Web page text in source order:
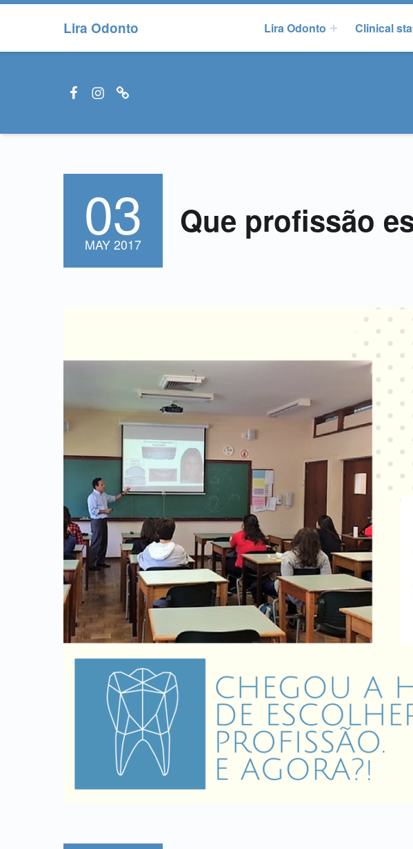
Lira Odonto Lira Odonto Clinical
Facebook LiraOdonto
Instagram LiraOdonto
Site LiraOdonto
Que profissão
03
MAY 2017